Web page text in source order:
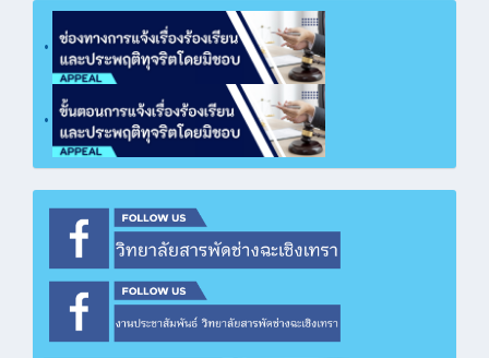
คลิกเพื่อเปิดไฟล์ PDF
ซื้อวัสดุฝึก ปวช.เรือนจำกลางฉะเชิงเทรา แผนก
วิชาสามัญสัมพันธ์
คลิกเพื่อเปิดไฟล์ PDF
ซื้อวัสดุฝึก ปวช.เรือนจำกลางฉะเชิงเทรา แผนก
วิชาช่างยนต์
ซื้อวัสดุฝึก ปวช.ทวิศึกษา แผนกวิชาช่างยนต์
คลิกเพื่อเปิดไฟล์ PDF
ซื้อวัสดุฝึก หลักสูตรวิชาชีพระยะสั้น แผนกวิชา
คหกรรมศาสตร์
•
•